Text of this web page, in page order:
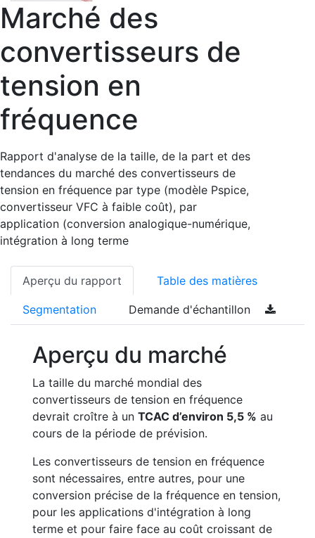
Marché des
convertisseurs de
tension en
fréquence
Rapport d'analyse de la taille, de la part et des
tendances du marché des convertisseurs de
tension en fréquence par type (modèle Pspice,
convertisseur VFC à faible coût), par
application (conversion analogique-numérique,
intégration à long terme
Aperçu du rapport Table des matières
Segmentation Demande d'échantillon
Aperçu du marché
La taille du marché mondial des
convertisseurs de tension en fréquence
devrait croître à un TCAC d’environ 5,5 % au
cours de la période de prévision.
Les convertisseurs de tension en fréquence
sont nécessaires, entre autres, pour une
conversion précise de la fréquence en tension,
pour les applications d'intégration à long
terme et pour faire face au coût croissant de